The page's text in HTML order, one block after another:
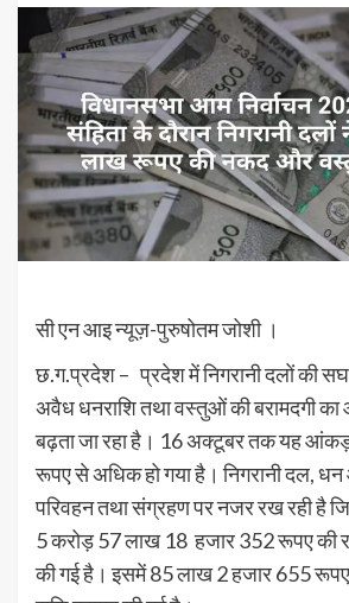
सी एन आइ न्यूज़-पुरुषोतम जोशी ।
छ.ग.प्रदेश – प्रदेश में निगरानी दलों की
अवैध धनराशि तथा वस्तुओं की बरामदगी
बढ़ता जा रहा है। 16 अक्टूबर तक यह
रूपए से अधिक हो गया है। निगरानी दल,
परिवहन तथा संग्रहण पर नजर रख रही है
5 करोड़ 57 लाख 18 हजार 352 रूपए की
की गई है। इसमें 85 लाख 2 हजार 655